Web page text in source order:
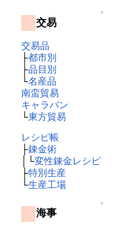
↑
交易
交易品
├都市別
├品目別
└名産品
南蛮貿易
キャラバン
└東方貿易
レシピ帳
├錬金術
│└変性錬金レシピ
├特別生産
└生産工場
↑
海事